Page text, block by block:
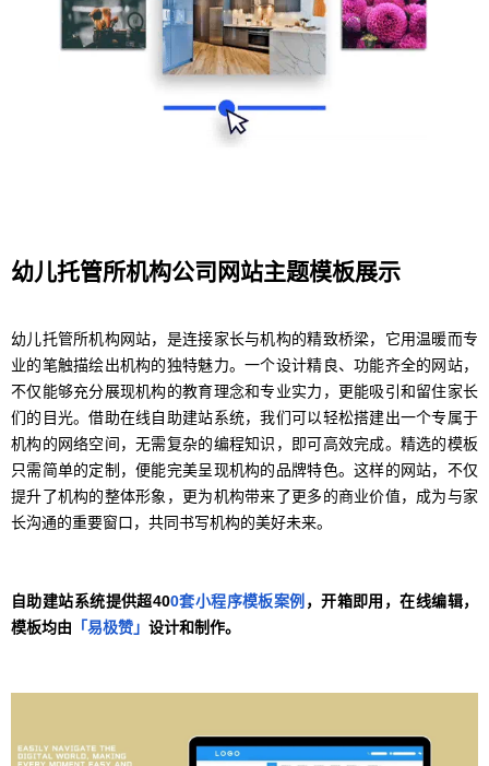
幼儿托管所机构公司网站主题模板展示
幼儿托管所机构网站，是连接家长与机构的精致桥梁，它用温暖而专
业的笔触描绘出机构的独特魅力。一个设计精良、功能齐全的网站，
不仅能够充分展现机构的教育理念和专业实力，更能吸引和留住家长
们的目光。借助在线自助建站系统，我们可以轻松搭建出一个专属于
机构的网络空间，无需复杂的编程知识，即可高效完成。精选的模板
只需简单的定制，便能完美呈现机构的品牌特色。这样的网站，不仅
提升了机构的整体形象，更为机构带来了更多的商业价值，成为与家
长沟通的重要窗口，共同书写机构的美好未来。
自助建站系统提供超400套小程序模板案例 ，开箱即用，在线编辑，
模板均由 「易极赞」 设计和制作。